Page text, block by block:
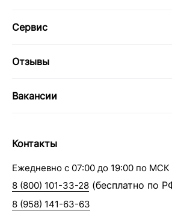
Сервис
Отзывы
Вакансии
Контакты
Ежедневно с 07:00 до 19:00 по МСК
8 (800) 101-33-28 (бесплатно по
8 (958) 141-63-63